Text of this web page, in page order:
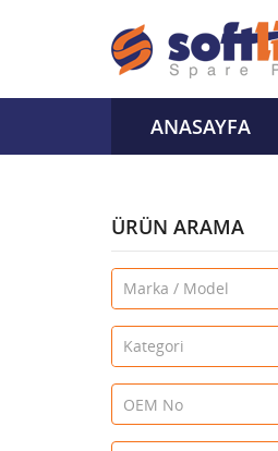
ANASAYFA
ÜRÜN ARAMA